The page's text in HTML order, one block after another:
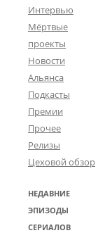
Интервью
Мёртвые
проекты
Новости
Альянса
Подкасты
Премии
Прочее
Релизы
Цеховой обзор
НЕДАВНИЕ
ЭПИЗОДЫ
СЕРИАЛОВ